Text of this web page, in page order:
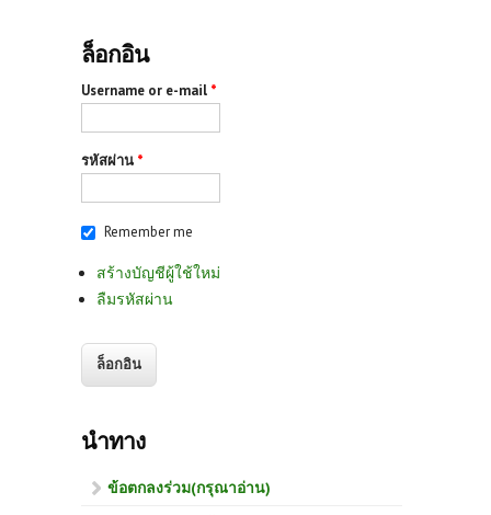
ล็อกอิน
Username or e-mail *
รหัสผ่าน *
Remember me
สร้างบัญชีผู้ใช้ใหม่
ลืมรหัสผ่าน
นำทาง
ข้อตกลงร่วม(กรุณาอ่าน)